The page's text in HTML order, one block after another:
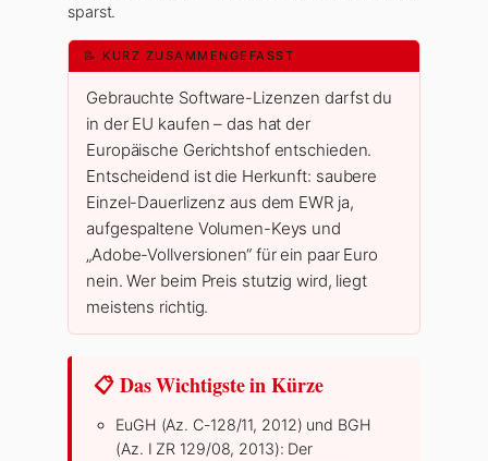
sparst.
📝 KURZ ZUSAMMENGEFASST
Gebrauchte Software-Lizenzen darfst du
in der EU kaufen – das hat der
Europäische Gerichtshof entschieden.
Entscheidend ist die Herkunft: saubere
Einzel-Dauerlizenz aus dem EWR ja,
aufgespaltene Volumen-Keys und
„Adobe-Vollversionen“ für ein paar Euro
nein. Wer beim Preis stutzig wird, liegt
meistens richtig.
📋 Das Wichtigste in Kürze
EuGH (Az. C-128/11, 2012) und BGH
(Az. I ZR 129/08, 2013): Der